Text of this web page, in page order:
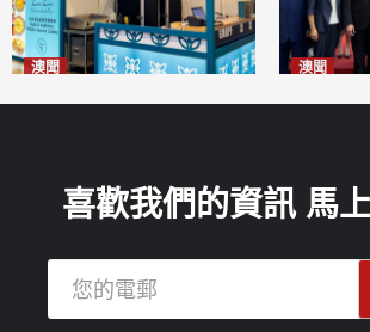
澳聞 澳聞
喜歡我們的資訊 馬